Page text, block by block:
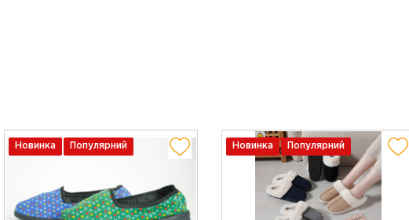
Новинка Популярний Новинка Популярний